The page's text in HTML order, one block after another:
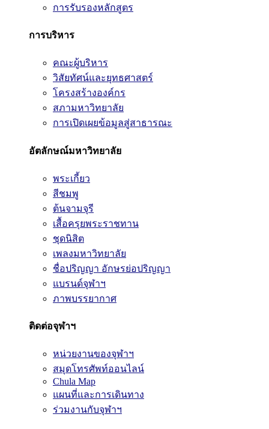
การรับรองหลักสูตร
การบริหาร
คณะผู้บริหาร
วิสัยทัศน์และยุทธศาสตร์
โครงสร้างองค์กร
สภามหาวิทยาลัย
การเปิดเผยข้อมูลสู่สาธารณะ
อัตลักษณ์มหาวิทยาลัย
พระเกี้ยว
สีชมพู
ต้นจามจุรี
เสื้อครุยพระราชทาน
ชุดนิสิต
เพลงมหาวิทยาลัย
ชื่อปริญญา อักษรย่อปริญญา
แบรนด์จุฬาฯ
ภาพบรรยากาศ
ติดต่อจุฬาฯ
หน่วยงานของจุฬาฯ
สมุดโทรศัพท์ออนไลน์
Chula Map
แผนที่และการเดินทาง
ร่วมงานกับจุฬาฯ